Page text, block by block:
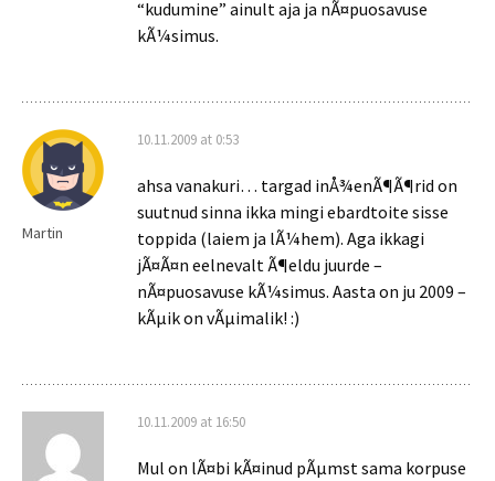
“kudumine” ainult aja ja nÃ¤puosavuse
kÃ¼simus.
Martin
10.11.2009 at 0:53
ahsa vanakuri… targad inÅ¾enÃ¶Ã¶rid on
suutnud sinna ikka mingi ebardtoite sisse
toppida (laiem ja lÃ¼hem). Aga ikkagi
jÃ¤Ã¤n eelnevalt Ã¶eldu juurde –
nÃ¤puosavuse kÃ¼simus. Aasta on ju 2009 –
kÃµik on vÃµimalik! :)
10.11.2009 at 16:50
Mul on lÃ¤bi kÃ¤inud pÃµmst sama korpuse